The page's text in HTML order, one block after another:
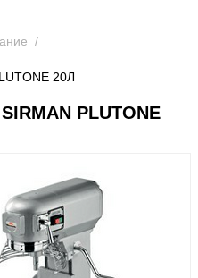
/
20Л
PLUTONE